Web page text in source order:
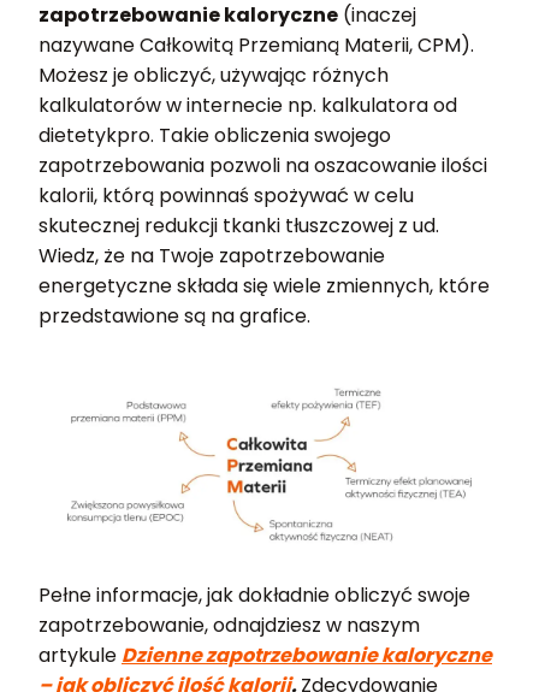
zapotrzebowanie kaloryczne (inaczej
nazywane Całkowitą Przemianą Materii, CPM).
Możesz je obliczyć, używając różnych
kalkulatorów w internecie np. kalkulatora od
dietetykpro. Takie obliczenia swojego
zapotrzebowania pozwoli na oszacowanie ilości
kalorii, którą powinnaś spożywać w celu
skutecznej redukcji tkanki tłuszczowej z ud.
Wiedz, że na Twoje zapotrzebowanie
energetyczne składa się wiele zmiennych, które
przedstawione są na grafice.
Pełne informacje, jak dokładnie obliczyć swoje
zapotrzebowanie, odnajdziesz w naszym
artykule Dzienne zapotrzebowanie kaloryczne
– jak obliczyć ilość kalorii.Zdecydowanie